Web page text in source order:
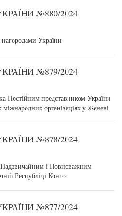
№880/2024
України
№879/2024
Постійним представником України
організаціях у Женеві
№878/2024
і Повноважним
Республіці Конго
№877/2024